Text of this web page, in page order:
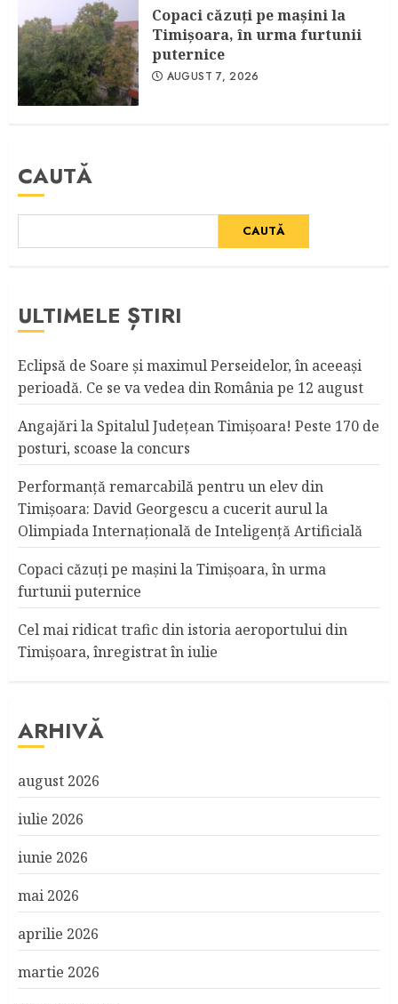
Copaci căzuţi pe maşini la
Timişoara, în urma furtunii
puternice
AUGUST 7, 2026
CAUTĂ
CAUTĂ
ULTIMELE ȘTIRI
Eclipsă de Soare și maximul Perseidelor, în aceeași
perioadă. Ce se va vedea din România pe 12 august
Angajări la Spitalul Judeţean Timişoara! Peste 170 de
posturi, scoase la concurs
Performanță remarcabilă pentru un elev din
Timișoara: David Georgescu a cucerit aurul la
Olimpiada Internațională de Inteligență Artificială
Copaci căzuţi pe maşini la Timişoara, în urma
furtunii puternice
Cel mai ridicat trafic din istoria aeroportului din
Timişoara, înregistrat în iulie
ARHIVĂ
august 2026
iulie 2026
iunie 2026
mai 2026
aprilie 2026
martie 2026